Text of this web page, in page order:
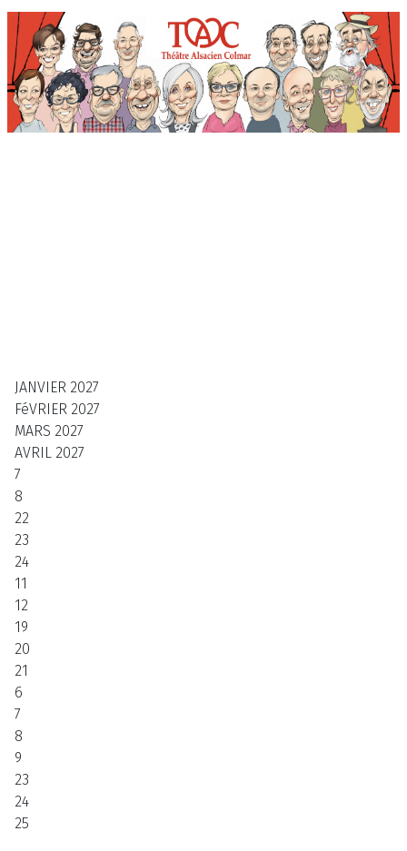
JANVIER 2027
FéVRIER 2027
MARS 2027
AVRIL 2027
7
8
22
23
24
11
12
19
20
21
6
7
8
9
23
24
25